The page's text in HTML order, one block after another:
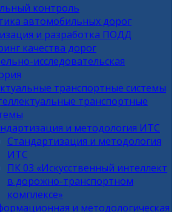
контроль
автомобильных дорог
и разработка ПОДД
качества дорог
исследовательская
транспортные системы
транспортные
и методология ИТС
Стандартизация и методология
ИТС
ПК 03 «Искусственный интеллект
в дорожно-транспортном
комплексе»
и методологическая